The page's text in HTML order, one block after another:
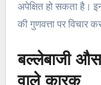
अपेक्षित हो सकता है।
की गुणवत्ता पर विचार
बल्लेबाजी